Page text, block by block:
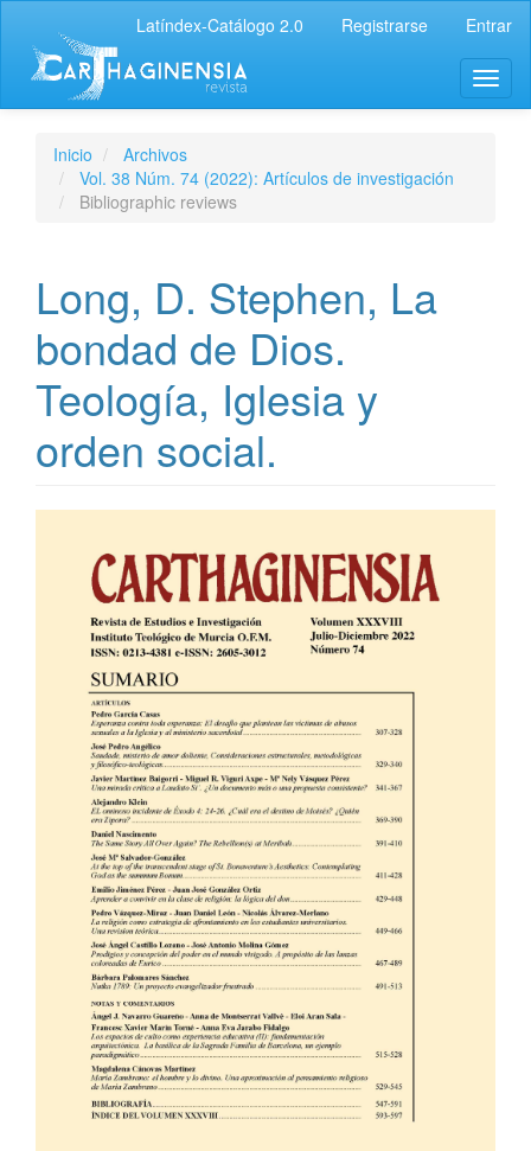
Latíndex-Catálogo 2.0 Registrarse Entrar
Inicio
Archivos
Vol. 38 Núm. 74 (2022): Artículos de investigación
Bibliographic reviews
Long, D. Stephen, La
bondad de Dios.
Teología, Iglesia y
orden social.